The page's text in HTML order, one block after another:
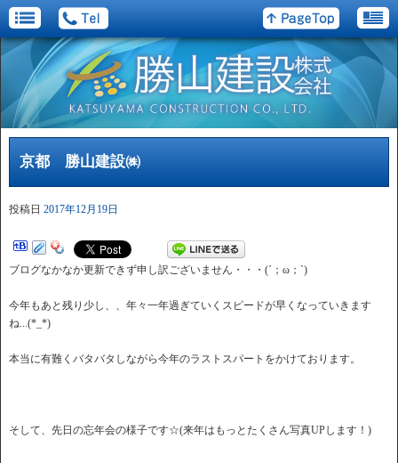
京都 勝山建設㈱
投稿日 2017年12月19日
ブログなかなか更新できず申し訳ございません・・・(´；ω；`)
今年もあと残り少し、、年々一年過ぎていくスピードが早くなっていきます
ね...(*_*)
本当に有難くバタバタしながら今年のラストスパートをかけております。
そして、先日の忘年会の様子です☆(来年はもっとたくさん写真UPします！)